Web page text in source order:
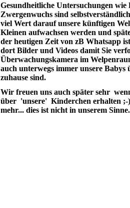
Gesundheitliche Untersuchungen
Zwergenwuchs sind
viel Wert darauf unsere künftigen
Kleinen aufwachsen werden und
der heutigen Zeit von zB Whatsapp
dort Bilder und Videos damit Sie
Überwachungskamera im
auch unterwegs immer unsere
zuhause sind.
Wir freuen uns auch später sehr
über 'unsere' Kinderchen erhalten ;-
mehr... dies ist nicht in unserem